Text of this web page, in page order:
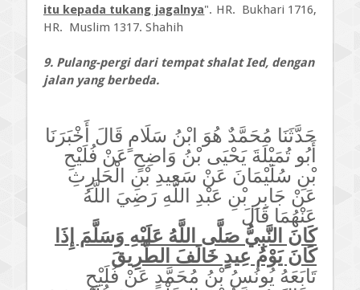
itu kepada tukang jagalnya". HR. Bukhari 1716,
HR. Muslim 1317. Shahih
9. Pulang-pergi dari tempat shalat Ied, dengan
jalan yang berbeda.
حَدَّثَنَا مُحَمَّدٌ هُوَ ابْنُ سَلَامٍ قَالَ أَخْبَرَنَا
أَبُو تُمَيْلَةَ يَحْيَى بْنُ وَاضِحٍ عَنْ فُلَيْحِ
بْنِ سُلَيْمَانَ عَنْ سَعِيدِ بْنِ الْحَارِثِ
عَنْ جَابِرِ بْنِ عَبْدِ اللَّهِ رَضِيَ اللَّهُ
عَنْهُمَا قَالَ
كَانَ النَّبِيُّ صَلَّى اللَّهُ عَلَيْهِ وَسَلَّمَ إِذَا
كَانَ يَوْمُ عِيدٍ خَالَفَ الطَّرِيقَ
تَابَعَهُ يُونُسُ بْنُ مُحَمَّدٍ عَنْ فُلَيْحٍ